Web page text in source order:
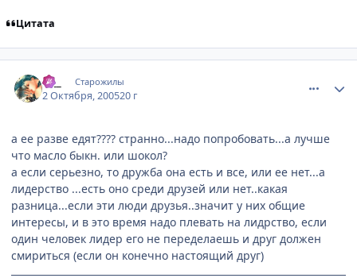
Цитата
Li__ Старожилы
2 Октября, 200520 г
а ее разве едят???? странно...надо попробовать...а лучше
что масло быкн. или шокол?
а если серьезно, то дружба она есть и все, или ее нет...а
лидерство ...есть оно среди друзей или нет..какая
разница...если эти люди друзья..значит у них общие
интересы, и в это время надо плевать на лидрство, если
один человек лидер его не переделаешь и друг должен
смириться (если он конечно настоящий друг)